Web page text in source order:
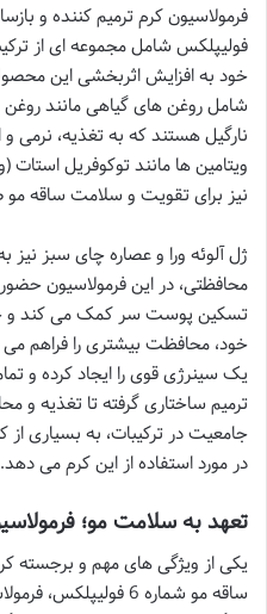
فولیپلکس شامل مجموعه ای از
خود به افزایش اثربخشی این
شامل روغن های گیاهی مانند روغن
نارگیل هستند که به تغذیه،
نیز برای تقویت و سلامت ساقه
ژل آلوئه ورا و عصاره چای سبز نیز
محافظتی، در این فرمولاسیون حضور
تسکین پوست سر کمک می کند و
خود، محافظت بیشتری را فراهم می
یک سینرژی قوی را ایجاد کرده و
ترمیم ساختاری گرفته تا تغذیه
جامعیت در ترکیبات، به بسیاری
در مورد استفاده از این کرم می دهد.
تعهد به سلامت مو؛
یکی از ویژگی های مهم و برجسته
ساقه مو شماره 6